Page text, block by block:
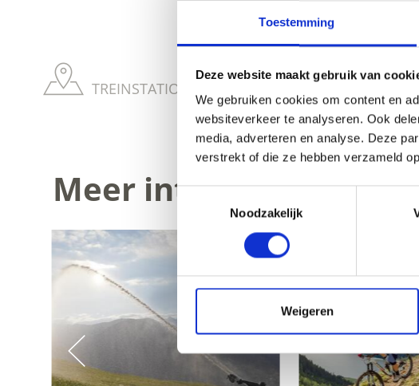
Toestemming
Deze website maakt gebruik van
We gebruiken cookies om content en
websiteverkeer te analyseren. Ook
media, adverteren en analyse. Deze
verstrekt of die ze hebben verzameld
Toestemmingsselectie
Noodzakelijk
Weigeren
TREINSTATIONS IN VINSCHGAU VALLEI TONEN
Meer interessante